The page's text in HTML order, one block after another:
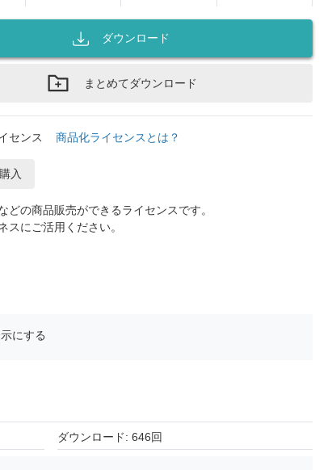
ダウンロード
まとめてダウンロード
センス 商品化ライセンスとは？
入
どの商品販売ができるライセンスです。
スにご活用ください。
にする
ダウンロード: 646回